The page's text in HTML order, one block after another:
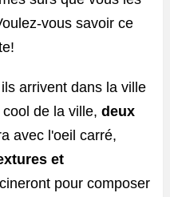
vous savoir ce
arrivent dans la ville
de la ville, deux
avec l'oeil carré,
et
pour composer